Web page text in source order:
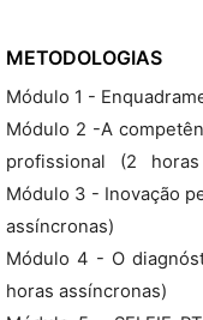
METODOLOGIAS
Módulo 1 -
Módulo 2 -A
profissional (2
Módulo 3 - Inovação
assíncronas)
Módulo 4 - O
horas assíncronas)